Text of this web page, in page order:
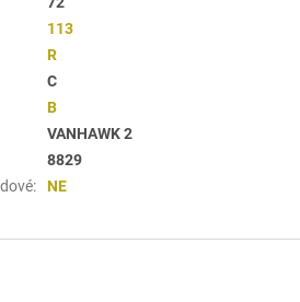
113
R
C
B
VANHAWK 2
8829
: NE